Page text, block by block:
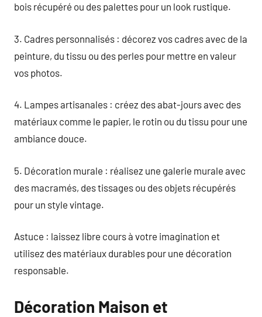
bois récupéré ou des palettes pour un look rustique.
3. Cadres personnalisés : décorez vos cadres avec de la
peinture, du tissu ou des perles pour mettre en valeur
vos photos.
4. Lampes artisanales : créez des abat-jours avec des
matériaux comme le papier, le rotin ou du tissu pour une
ambiance douce.
5. Décoration murale : réalisez une galerie murale avec
des macramés, des tissages ou des objets récupérés
pour un style vintage.
Astuce : laissez libre cours à votre imagination et
utilisez des matériaux durables pour une décoration
responsable.
Décoration Maison et